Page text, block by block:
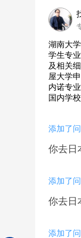
湖南大
学生专
及相关
屋大学
内诺专
国内学校
添加了
你去日
添加了
你去日
添加了